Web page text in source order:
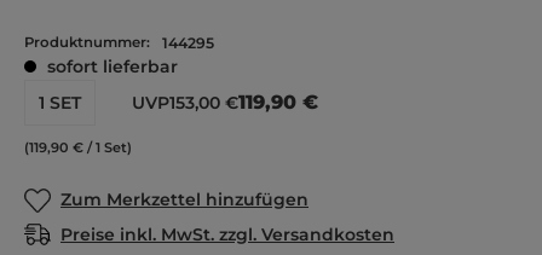
Produktnummer: 144295
sofort lieferbar
1 SET
(119,90 € / 1 Set)
UVP153,00 €119,90 €
Zum Merkzettel hinzufügen
Preise inkl. MwSt. zzgl. Versandkosten